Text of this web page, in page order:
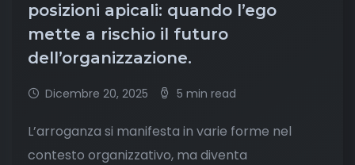
posizioni apicali: quando l’ego
mette a rischio il futuro
dell’organizzazione.
Dicembre 20, 2025 5 min read
L’arroganza si manifesta in varie forme nel
contesto organizzativo, ma diventa